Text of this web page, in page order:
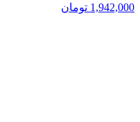
1,942,000 تومان